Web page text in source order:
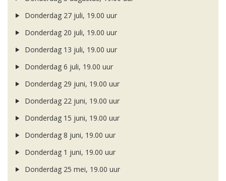
Donderdag 27 juli, 19.00 uur
Donderdag 20 juli, 19.00 uur
Donderdag 13 juli, 19.00 uur
Donderdag 6 juli, 19.00 uur
Donderdag 29 juni, 19.00 uur
Donderdag 22 juni, 19.00 uur
Donderdag 15 juni, 19.00 uur
Donderdag 8 juni, 19.00 uur
Donderdag 1 juni, 19.00 uur
Donderdag 25 mei, 19.00 uur